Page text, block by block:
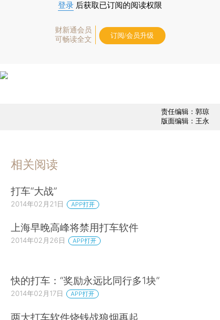
登录 后获取已订阅的阅读权限
财新通会员
可畅读全文
订阅/会员升级
责任编辑：郭琼
版面编辑：王永
相关阅读
打车“大战”
2014年02月21日 APP打开
上海早晚高峰将禁用打车软件
2014年02月26日 APP打开
快的打车：“奖励永远比同行多1块”
2014年02月17日 APP打开
两大打车软件烧钱战狼烟再起